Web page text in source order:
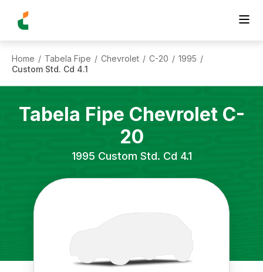
Home / Tabela Fipe / Chevrolet / C-20 / 1995 /
Custom Std. Cd 4.1
Tabela Fipe Chevrolet C-
20
1995 Custom Std. Cd 4.1